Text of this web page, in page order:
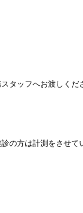
タッフへお渡しくだ
の方は計測をさせて